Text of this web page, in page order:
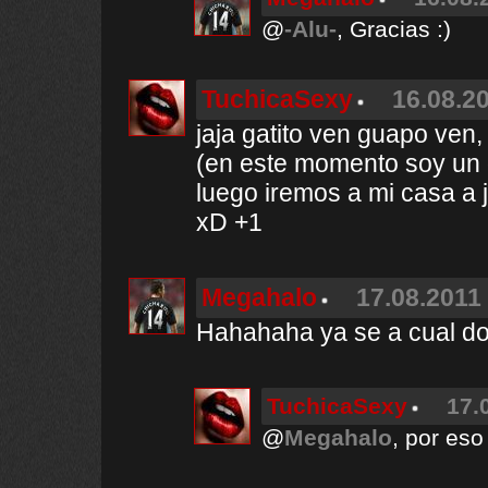
@-Alu-, Gracias :)
TuchicaSexy
jaja gatito ven guapo
(en este momento soy
luego iremos a mi casa
xD +1
Megahalo
Hahahaha ya se a cual
TuchicaSexy
@Megahalo, por